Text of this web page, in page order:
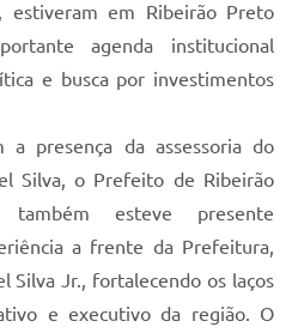
estiveram em Ribeirão Preto
agenda institucional
e busca por investimentos
presença da assessoria do
Silva, o Prefeito de Ribeirão
esteve presente
a frente da Prefeitura,
Silva Jr., fortalecendo os laços
e executivo da região. O